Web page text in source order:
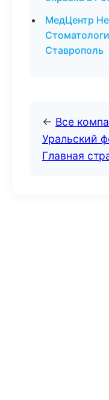
МедЦентр
Ставрополь
← Все
Уральский
Главная